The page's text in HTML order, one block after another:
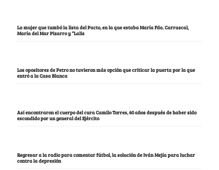
La mujer que tumbó la lista del Pacto, en la que estaba María Fda. Carrascal,
María del Mar Pizarro y “Lalis
Los opositores de Petro no tuvieron más opción que criticar la puerta por la que
entró a la Casa Blanca
Así encontraron el cuerpo del cura Camilo Torres, 60 años después de haber sido
escondido por un general del Ejército
Regresar a la radio para comentar fútbol, la solución de Iván Mejía para luchar
contra la depresión